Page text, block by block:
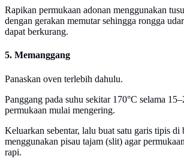
Rapikan permukaan adonan menggunakan
dengan gerakan memutar sehingga rongga
dapat berkurang.
5. Memanggang
Panaskan oven terlebih dahulu.
Panggang pada suhu sekitar 170°C selama
permukaan mulai mengering.
Keluarkan sebentar, lalu buat satu garis tipis di
menggunakan pisau tajam (slit) agar
rapi.